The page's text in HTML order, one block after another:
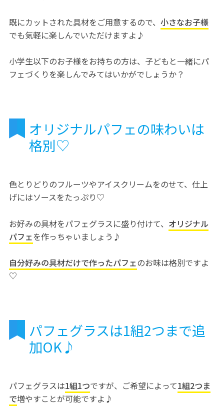
既にカットされた具材をご用意するので、 小さなお子様
でも気軽に楽しんでいただけますよ♪
小学生以下のお子様をお持ちの方は、子どもと一緒にパ
フェづくりを楽しんでみてはいかがでしょうか？
オリジナルパフェの味わいは
格別♡
色とりどりのフルーツやアイスクリームをのせて、仕上
げにはソースをたっぷり♡
お好みの具材をパフェグラスに盛り付けて、 オリジナル
パフェ を作っちゃいましょう♪
自分好みの具材だけで作ったパフェのお味は格別ですよ
♡
パフェグラスは1組2つまで追
加OK♪
パフェグラスは1組1つですが、ご希望によって1組2つま
で増やすことが可能ですよ♪